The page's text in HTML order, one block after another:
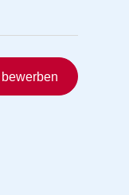
Schnellzugriff